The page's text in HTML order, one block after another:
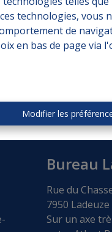
technologies, vous
de
en bas de page via
Modifier les
À acheter
Bureau
Rue du
7950 Ladeuze
Sur un axe